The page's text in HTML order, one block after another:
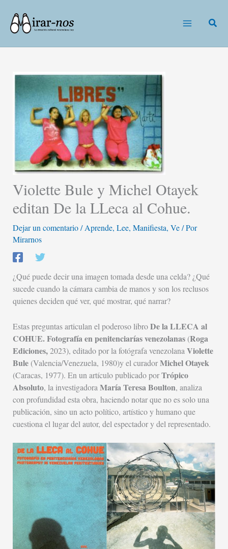
contenido
Violette Bule y Michel Otayek
editan De la LLeca al Cohue.
Dejar un comentario /Aprende, Lee, Manifiesta, Ve/ Por
Mirarnos
¿Qué puede decir una imagen tomada desde una celda? ¿Qué
sucede cuando la cámara cambia de manos y son los reclusos
quienes deciden qué ver, qué mostrar, qué narrar?
Estas preguntas articulan el poderoso libroDe la LLECA al
COHUE. Fotografía en penitenciarías venezolanas (Roga
Ediciones,2023), editado por la fotógrafa venezolana Violette
Bule (Valencia/Venezuela, 1980)y el curadorMichel Otayek
(Caracas, 1977). En un artículo publicado porTrópico
Absoluto, la investigadora María Teresa Boulton, analiza
con profundidad esta obra, haciendo notar que no es solo una
publicación, sino un acto político, artístico y humano que
cuestiona el lugar del autor, del espectador y del representado.